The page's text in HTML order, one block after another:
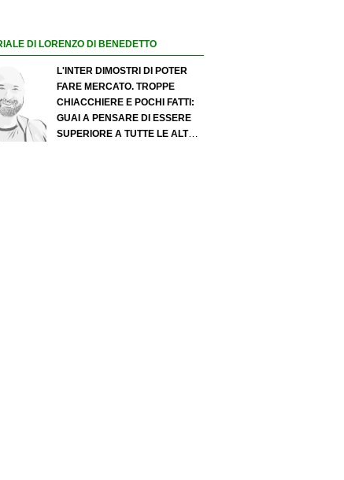
DI LORENZO DI BENEDETTO
L'INTER DIMOSTRI DI POTER
FARE MERCATO. TROPPE
CHIACCHIERE E POCHI FATTI:
GUAI A PENSARE DI ESSERE
SUPERIORE A TUTTE LE ALTRE